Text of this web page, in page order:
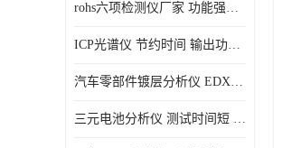
rohs六项检测仪厂家 功能强大 可直接分析
ICP光谱仪 节约时间 输出功率稳定
汽车零部件镀层分析仪 EDX600PLUS 自动谱线识别
三元电池分析仪 测试时间短 体积小 方便便携